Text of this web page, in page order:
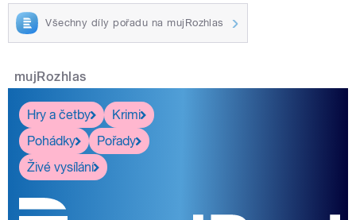
Všechny díly pořadu na mujRozhlas
mujRozhlas
Hry a četby
Krimi
Pohádky
Pořady
Živé vysílání